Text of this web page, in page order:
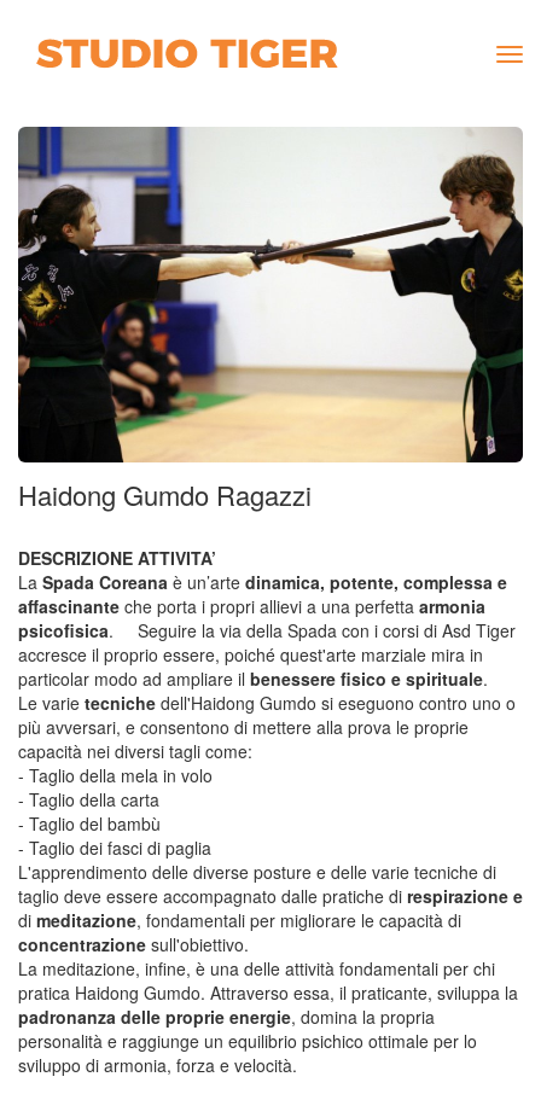
Haidong Gumdo Ragazzi
DESCRIZIONE ATTIVITA’
La Spada Coreana è un’arte dinamica, potente, complessa e
affascinante che porta i propri allievi a una perfetta armonia
psicofisica. Seguire la via della Spada con i corsi di Asd Tiger
accresce il proprio essere, poiché quest'arte marziale mira in
particolar modo ad ampliare il benessere fisico e spirituale.
Le varie tecniche dell'Haidong Gumdo si eseguono contro uno o
più avversari, e consentono di mettere alla prova le proprie
capacità nei diversi tagli come:
- Taglio della mela in volo
- Taglio della carta
- Taglio del bambù
- Taglio dei fasci di paglia
L'apprendimento delle diverse posture e delle varie tecniche di
taglio deve essere accompagnato dalle pratiche di respirazione e
di meditazione, fondamentali per migliorare le capacità di
concentrazione sull'obiettivo.
La meditazione, infine, è una delle attività fondamentali per chi
pratica Haidong Gumdo. Attraverso essa, il praticante, sviluppa la
padronanza delle proprie energie, domina la propria
personalità e raggiunge un equilibrio psichico ottimale per lo
sviluppo di armonia, forza e velocità.